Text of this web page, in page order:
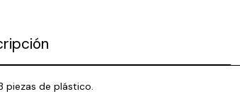
piezas de plástico.